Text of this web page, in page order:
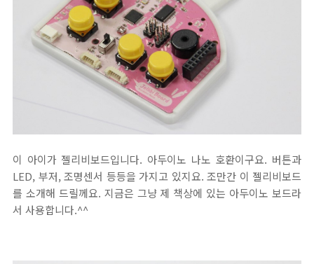
이 아이가 젤리비보드입니다. 아두이노 나노 호환이구요. 버튼과
LED, 부저, 조명센서 등등을 가지고 있지요. 조만간 이 젤리비보드
를 소개해 드릴께요. 지금은 그냥 제 책상에 있는 아두이노 보드라
서 사용합니다.^^